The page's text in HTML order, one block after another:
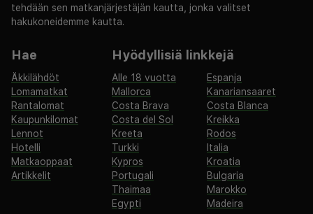
tehdään sen matkanjärjestäjän kautta, jonka valitset
hakukoneidemme kautta.
Hae
Äkkilähdöt
Lomamatkat
Rantalomat
Kaupunkilomat
Lennot
Hotelli
Matkaoppaat
Artikkelit
Hyödyllisiä linkkejä
Alle 18 vuotta
Espanja
Mallorca
Kanariansaaret
Costa Brava
Costa Blanca
Costa del Sol
Kreikka
Kreeta
Rodos
Turkki
Italia
Kypros
Kroatia
Portugali
Bulgaria
Thaimaa
Marokko
Egypti
Madeira